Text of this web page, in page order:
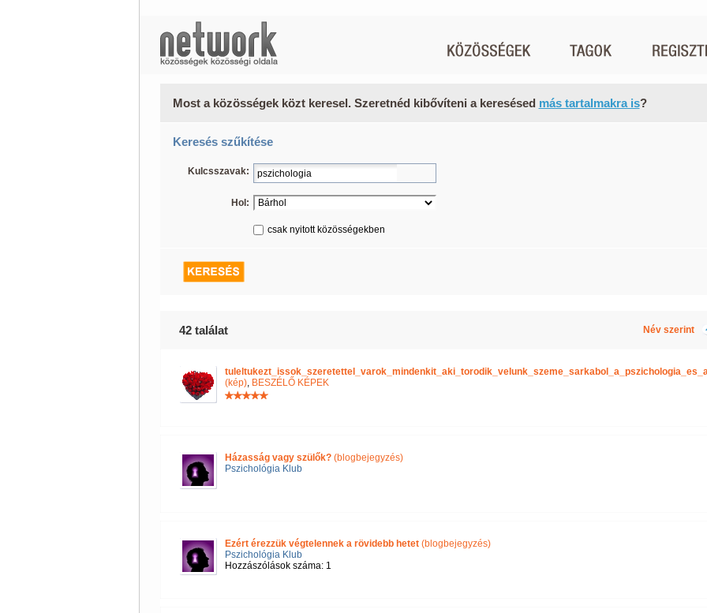
Most a közösségek közt keresel. Szeretnéd kibővíteni a keresésed más tartalmakra is?
Keresés szűkítése
Kulcsszavak:
Hol:
csak nyitott közösségekben
42 találat Név szerint
(kép), BESZÉLŐ KÉPEK
Házasság vagy szülők?(blogbejegyzés)
Pszichológia Klub
Ezért érezzük végtelennek a rövidebb hetet(blogbejegyzés)
Pszichológia Klub
Hozzászólások száma: 1